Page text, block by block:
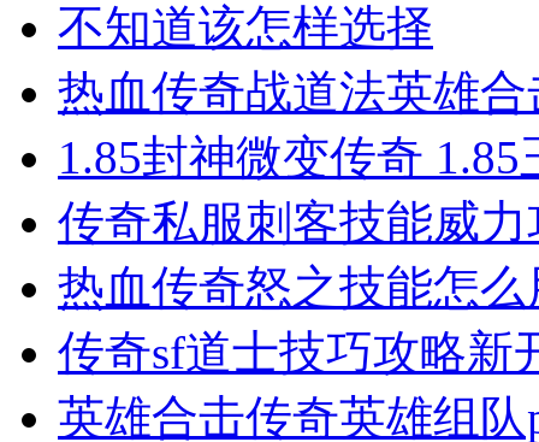
不知道该怎样选择
热血传奇战道法英雄
1.85封神微变传奇
传奇私服​刺客技能威
热血传奇怒之技能怎
传奇sf道士技巧攻略新
英雄合击传奇英雄组